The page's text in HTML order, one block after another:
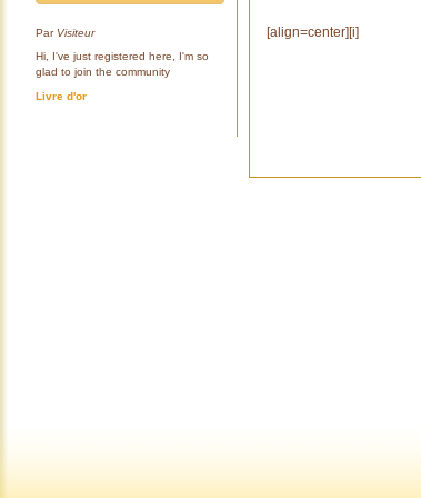
Par Visiteur
Hi, I've just registered here, I'm so
glad to join the community
Livre d'or
[align=center][i]